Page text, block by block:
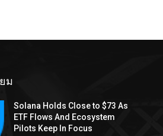
ม
Solana Holds Close to $73 As
ETF Flows And Ecosystem
Pilots Keep In Focus